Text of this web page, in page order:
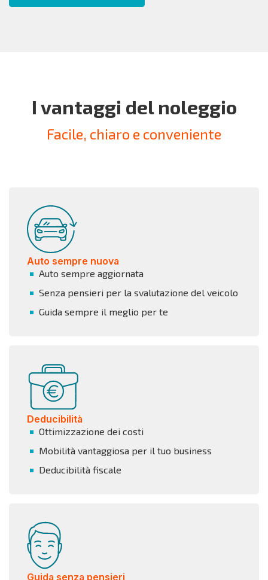
I vantaggi del noleggio
Facile, chiaro e conveniente
Auto sempre nuova
Auto sempre aggiornata
Senza pensieri per la svalutazione del veicolo
Guida sempre il meglio per te
Deducibilità
Ottimizzazione dei costi
Mobilità vantaggiosa per il tuo business
Deducibilità fiscale
Guida senza pensieri